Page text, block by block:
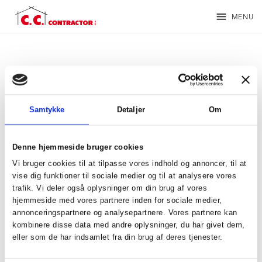
Samtykke Detaljer Om
Denne hjemmeside bruger cookies
Vi bruger cookies til at tilpasse vores indhold og annoncer, til at
vise dig funktioner til sociale medier og til at analysere vores
trafik. Vi deler også oplysninger om din brug af vores
hjemmeside med vores partnere inden for sociale medier,
annonceringspartnere og analysepartnere. Vores partnere kan
kombinere disse data med andre oplysninger, du har givet dem,
eller som de har indsamlet fra din brug af deres tjenester.
menu MENU
Søren Holm